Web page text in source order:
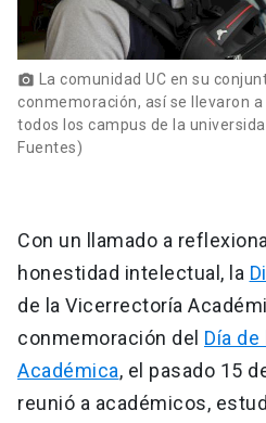
photo_camera La comunidad UC en su
conmemoración, así se llevaron
todos los campus de la
Fuentes)
Con un llamado a
honestidad intelectual, la
de la Vicerrectoría
conmemoración del Día
Académica, el pasado 15
reunió a académicos,